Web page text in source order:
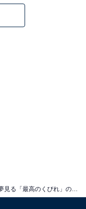
誰もが夢見る「最高のくびれ」の持ち主！ 山下美月、圧巻美ウエストあらわな表紙ショット披露